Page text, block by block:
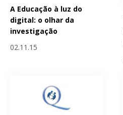
A Educação à luz do
digital: o olhar da
investigação
02.11.15